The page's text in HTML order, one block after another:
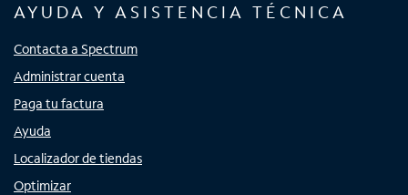
AYUDA Y ASISTENCIA TÉCNICA
Contacta a Spectrum
Administrar cuenta
Paga tu factura
Ayuda
Localizador de tiendas
Optimizar